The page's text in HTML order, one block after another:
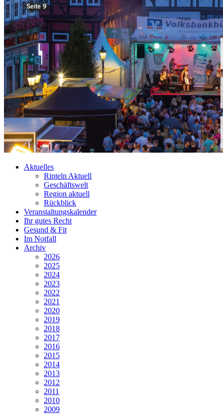
Aktuelles
Rinteln Aktuell
Geschäftswelt
Region aktuell
Rückblick
Veranstaltungskalender
Ihr gutes Recht
Gesund & Fit
Im Notfall
Archiv
2026
2025
2024
2023
2022
2021
2020
2019
2018
2017
2016
2015
2014
2013
2012
2011
2010
2009